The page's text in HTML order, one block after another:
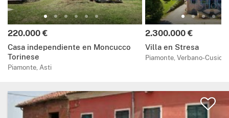
Precio:
220.000 €
Casa independiente en Moncucco
Torinese
Piamonte, Asti
Precio:
2.300.000 €
Villa en Stresa
Piamonte, Verbano-Cusio-